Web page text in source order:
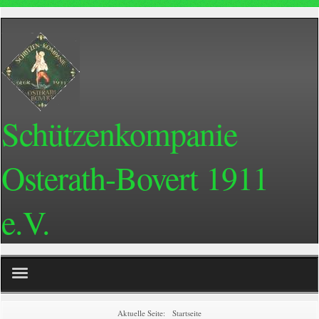
Schützenkompanie
Osterath-Bovert 1911
e.V.
Aktuelle Seite: Startseite